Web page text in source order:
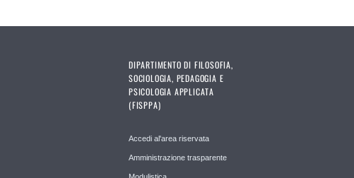
DIPARTIMENTO DI FILOSOFIA,
SOCIOLOGIA, PEDAGOGIA E
PSICOLOGIA APPLICATA
(FISPPA)
Accedi al'area riservata
Amministrazione trasparente